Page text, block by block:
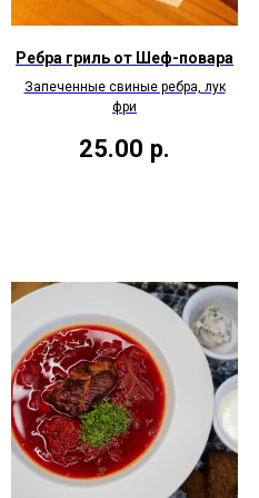
Ребра гриль от Шеф-повара
Запеченные свиные ребра, лук
фри
25.00 р.